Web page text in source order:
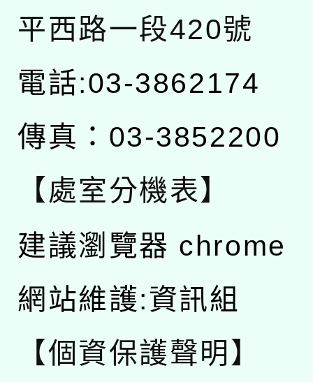
平西路一段420號
電話:03-3862174
傳真：03-3852200
【處室分機表】
建議瀏覽器 chrome
網站維護:資訊組
【個資保護聲明】